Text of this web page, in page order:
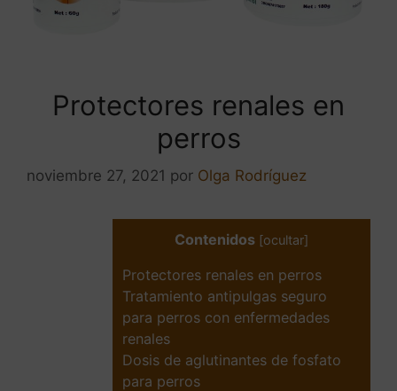
Protectores renales en
perros
noviembre 27, 2021 por Olga Rodríguez
Contenidos [ocultar]
Protectores renales en perros
Tratamiento antipulgas seguro
para perros con enfermedades
renales
Dosis de aglutinantes de fosfato
para perros